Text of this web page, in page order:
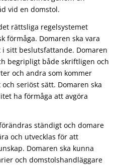
vid en domstol.
rättsliga regelsystemet
förmåga. Domaren ska vara
sitt beslutsfattande. Domaren
begripligt både skriftligen och
och andra som kommer
seriöst sätt. Domaren ska
ha förmåga att avgöra
ständigt och domare
och utvecklas för att
Domaren ska kunna
och domstolshandläggare